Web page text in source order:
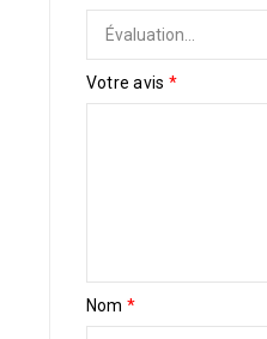
Votre avis *
Nom *